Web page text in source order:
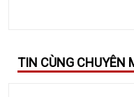
TIN CÙNG CHUYÊN